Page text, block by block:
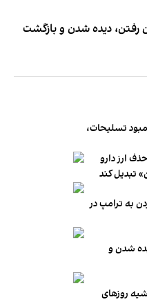
رفتن، دیده شدن و بازگشت
تسلیحات،
ارز دارو
به ترامپ در
شدن و
روزهای